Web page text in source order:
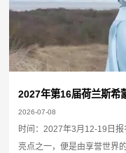
2027年第16届荷兰斯希
2026-07-08
时间：2027年3月12-19日
亮点之一，便是由享誉世界